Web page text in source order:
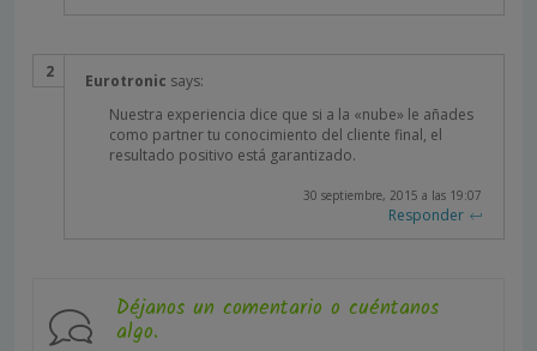
Eurotronic says:
30 septiembre, 2015 a las 19:07
Nuestra experiencia dice que si a la «nube» le añades
como partner tu conocimiento del cliente final, el
resultado positivo está garantizado.
Responder
Déjanos un comentario o cuéntanos
algo.